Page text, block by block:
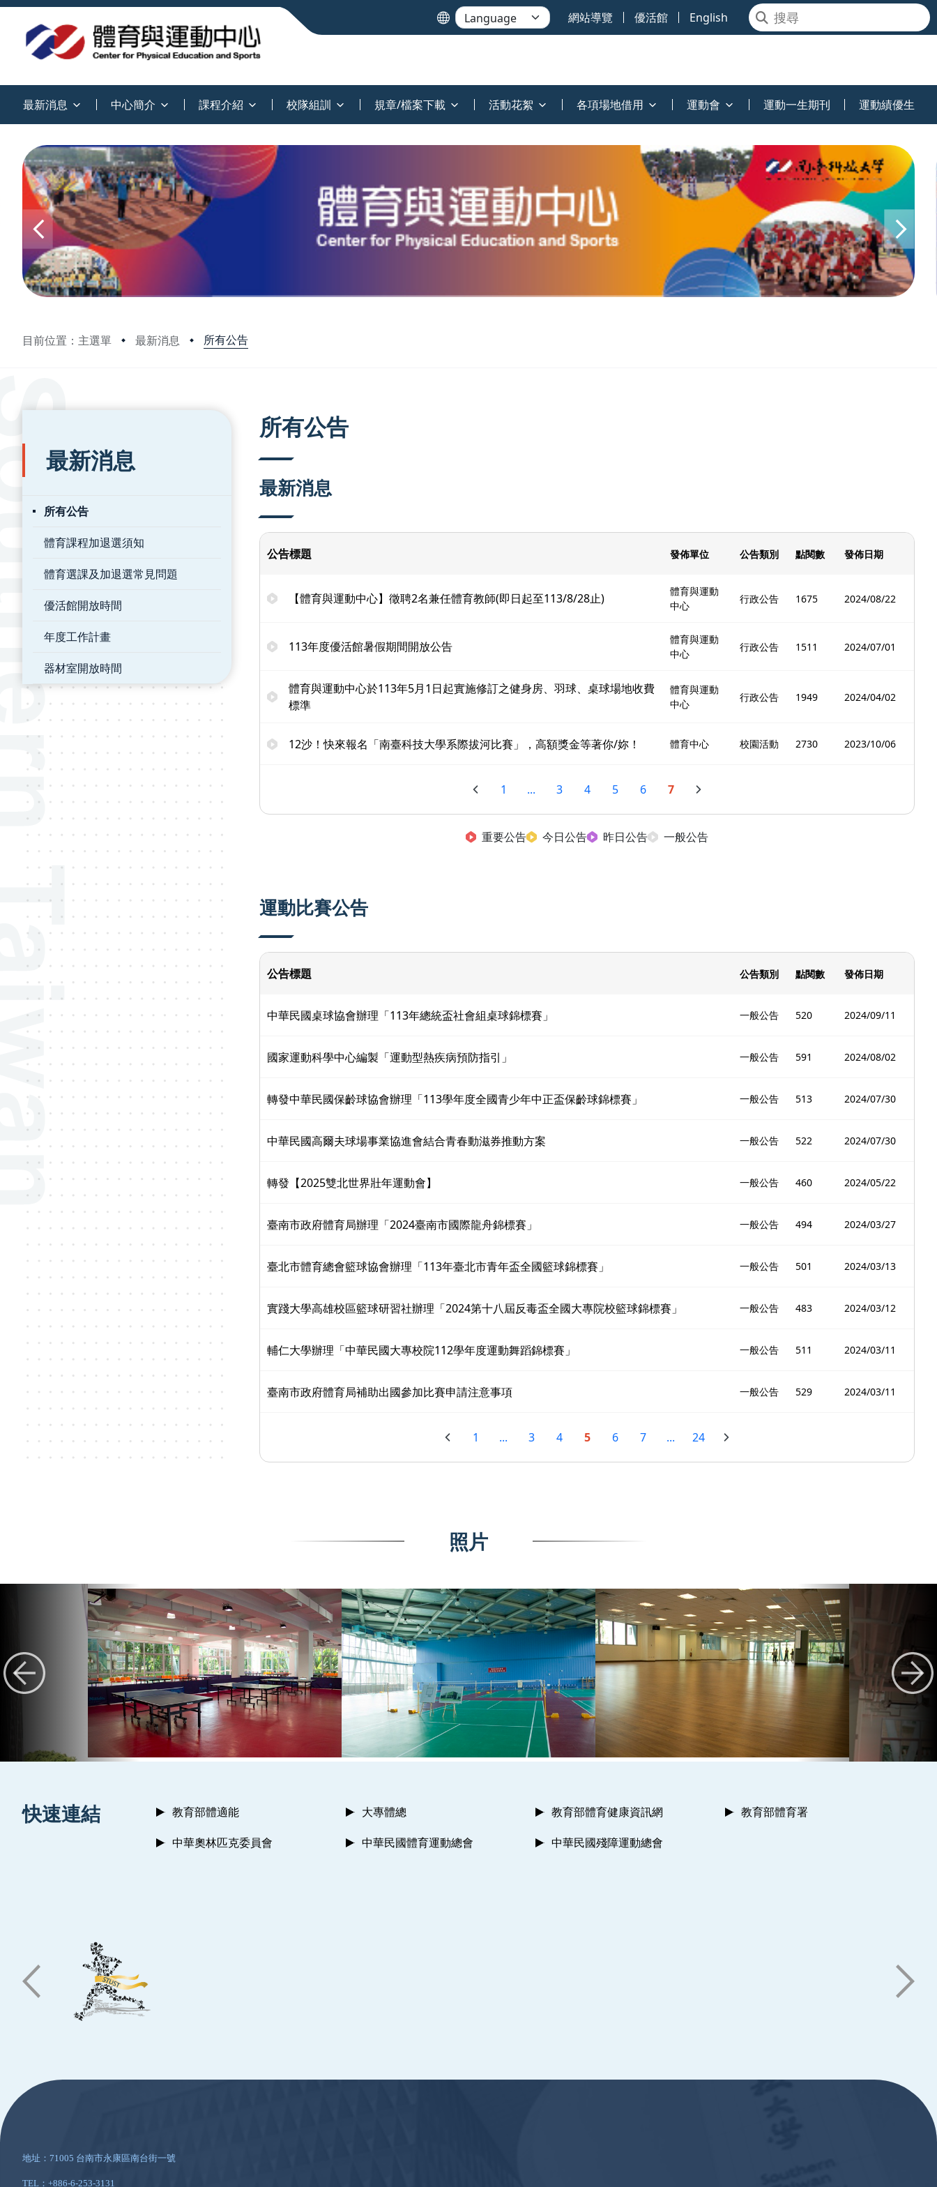
網站導覽 優活館 English
最新消息 中心簡介 課程介紹 校隊組訓 規章/檔案下載 活動花絮 各項場地借用 運動會 運動一生期刊 運動績優生
目前位置：主選單 最新消息 所有公告
:::
最新消息
所有公告
體育課程加退選須知
體育選課及加退選常見問題
優活館開放時間
年度工作計畫
器材室開放時間
所有公告
最新消息
公告標題 發佈單位 公告類別 點閱數 發佈日期
【體育與運動中心】徵聘2名兼任體育教師(即日起至113/8/28止)
體育與運動
中心
行政公告 1675 2024/08/22
113年度優活館暑假期間開放公告
體育與運動
中心
行政公告 1511 2024/07/01
體育與運動中心於113年5月1日起實施修訂之健身房、羽球、桌球場地收費
標準
體育與運動
中心
行政公告 1949 2024/04/02
12沙！快來報名「南臺科技大學系際拔河比賽」，高額獎金等著你/妳！ 體育中心 校園活動 2730 2023/10/06
1 ... 3 4 5 6 7
重要公告 今日公告 昨日公告 一般公告
運動比賽公告
公告標題 公告類別 點閱數 發佈日期
中華民國桌球協會辦理「113年總統盃社會組桌球錦標賽」 一般公告 520 2024/09/11
國家運動科學中心編製「運動型熱疾病預防指引」 一般公告 591 2024/08/02
轉發中華民國保齡球協會辦理「113學年度全國青少年中正盃保齡球錦標賽」 一般公告 513 2024/07/30
中華民國高爾夫球場事業協進會結合青春動滋券推動方案 一般公告 522 2024/07/30
轉發【2025雙北世界壯年運動會】 一般公告 460 2024/05/22
臺南市政府體育局辦理「2024臺南市國際龍舟錦標賽」 一般公告 494 2024/03/27
臺北市體育總會籃球協會辦理「113年臺北市青年盃全國籃球錦標賽」 一般公告 501 2024/03/13
實踐大學高雄校區籃球研習社辦理「2024第十八屆反毒盃全國大專院校籃球錦標賽」 一般公告 483 2024/03/12
輔仁大學辦理「中華民國大專校院112學年度運動舞蹈錦標賽」 一般公告 511 2024/03/11
臺南市政府體育局補助出國參加比賽申請注意事項 一般公告 529 2024/03/11
1 ... 3 4 5 6 7 ... 24
照片
快速連結 教育部體適能 大專體總 教育部體育健康資訊網
教育部體育署
中華奧林匹克委員會
中華民國體育運動總會 中華民國殘障運動總會
地址：71005 台南市永康區南台街一號
TEL：+886-6-253-3131